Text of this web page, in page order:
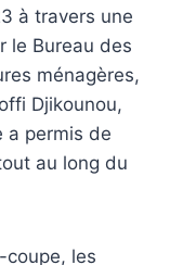
à travers une
le Bureau des
ménagères,
Djikounou,
a permis de
au long du
coupe, les